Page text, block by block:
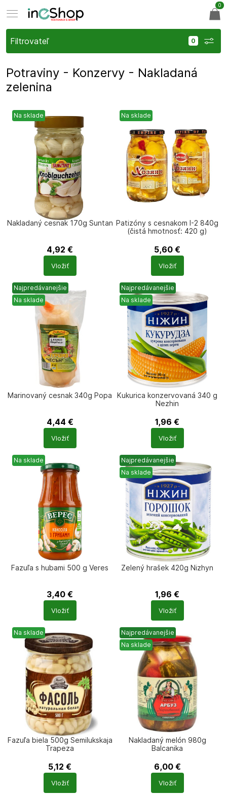
Filtrovateľ
Potraviny - Konzervy - Nakladaná
zelenina
Na sklade
Nakladaný cesnak 170g Suntan
4,92 €
Počet
produktů
Vložiť
Na sklade
Patizóny s cesnakom I-2 840g
(čistá hmotnosť: 420 g)
5,60 €
Počet
produktů
Vložiť
Najpredávanejšie
Na sklade
Marinovaný cesnak 340g Popa
4,44 €
Počet
produktů
Vložiť
Najpredávanejšie
Na sklade
Kukurica konzervovaná 340 g
Nezhin
1,96 €
Počet
produktů
Vložiť
Na sklade
Fazuľa s hubami 500 g Veres
3,40 €
Počet
produktů
Vložiť
Najpredávanejšie
Na sklade
Zelený hrašek 420g Nizhyn
1,96 €
Počet
produktů
Vložiť
Na sklade
Fazuľa biela 500g Semilukskaja
Trapeza
5,12 €
Počet
produktů
Vložiť
Najpredávanejšie
Na sklade
Nakladaný melón 980g
Balсanika
6,00 €
Počet
produktů
Vložiť
0